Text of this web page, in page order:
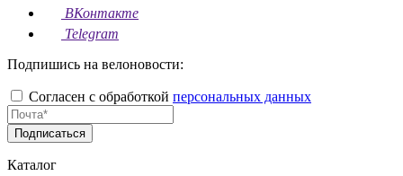
ВКонтакте
Telegram
Подпишись на велоновости:
Согласен с обработкой персональных данных
Подписаться
Каталог